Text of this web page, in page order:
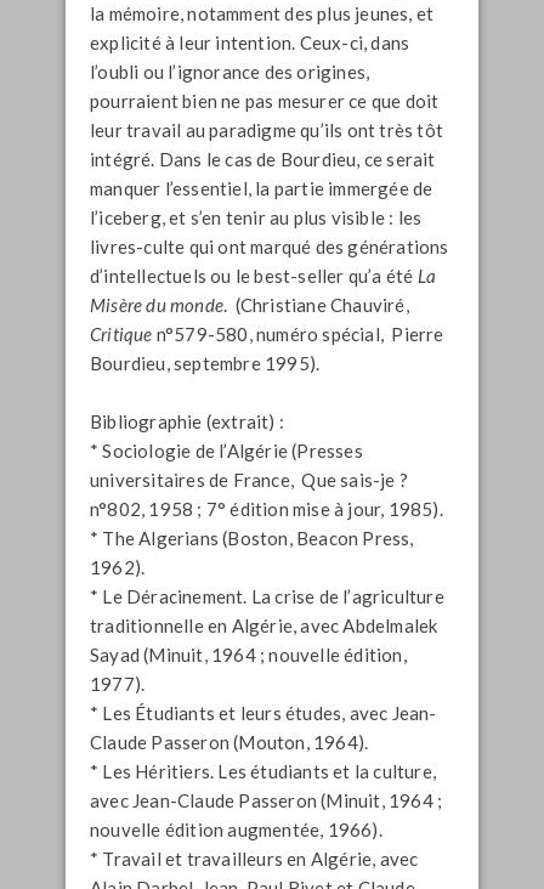
la mémoire, notamment des plus jeunes, et
explicité à leur intention. Ceux-ci, dans
l’oubli ou l’ignorance des origines,
pourraient bien ne pas mesurer ce que doit
leur travail au paradigme qu’ils ont très tôt
intégré. Dans le cas de Bourdieu, ce serait
manquer l’essentiel, la partie immergée de
l’iceberg, et s’en tenir au plus visible : les
livres-culte qui ont marqué des générations
d’intellectuels ou le best-seller qu’a été La
Misère du monde. (Christiane Chauviré,
Critique n°579-580, numéro spécial, Pierre
Bourdieu, septembre 1995).
Bibliographie (extrait) :
* Sociologie de l’Algérie (Presses
universitaires de France, Que sais-je ?
n°802, 1958 ; 7° édition mise à jour, 1985).
* The Algerians (Boston, Beacon Press,
1962).
* Le Déracinement. La crise de l’agriculture
traditionnelle en Algérie, avec Abdelmalek
Sayad (Minuit, 1964 ; nouvelle édition,
1977).
* Les Étudiants et leurs études, avec Jean-
Claude Passeron (Mouton, 1964).
* Les Héritiers. Les étudiants et la culture,
avec Jean-Claude Passeron (Minuit, 1964 ;
nouvelle édition augmentée, 1966).
* Travail et travailleurs en Algérie, avec